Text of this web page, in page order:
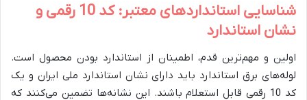
شناسایی استانداردهای معتبر: کد 10 رقمی و
نشان استاندارد
اولین و مهم‌ترین قدم، اطمینان از استاندارد بودن محصول است.
لوله‌های برق استاندارد باید دارای نشان استاندارد ملی ایران و یک
کد 10 رقمی قابل استعلام باشند. این نشانه‌ها تضمین می‌کنند که